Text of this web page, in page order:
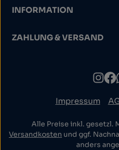
INFORMATION
ZAHLUNG & VERSAND
Impressum
Alle Preise inkl. gesetzl.
Versandkosten und ggf.
anders